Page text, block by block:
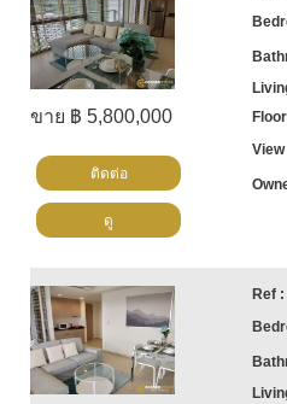
ขาย ฿ 5,800,000
ติดต่อ
ดู